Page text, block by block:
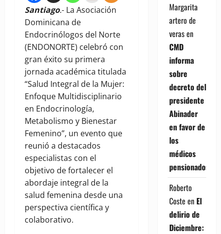
Santiago.- La Asociación
Dominicana de
Endocrinólogos del Norte
(ENDONORTE) celebró con
gran éxito su primera
jornada académica titulada
“Salud Integral de la Mujer:
Enfoque Multidisciplinario
en Endocrinología,
Metabolismo y Bienestar
Femenino”, un evento que
reunió a destacados
especialistas con el
objetivo de fortalecer el
abordaje integral de la
salud femenina desde una
perspectiva científica y
colaborativo.
Margarita
artero de
verasen
CMD
informa
sobre
decreto del
presidente
Abinader
en favor de
los
médicos
pensionados
Roberto
Coste en El
delirio de
Diciembre: